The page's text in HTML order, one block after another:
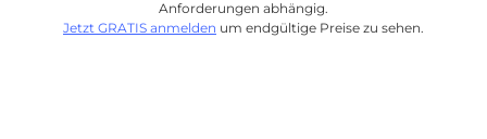
Anforderungen abhängig.
Jetzt GRATIS anmelden um endgültige Preise zu sehen.